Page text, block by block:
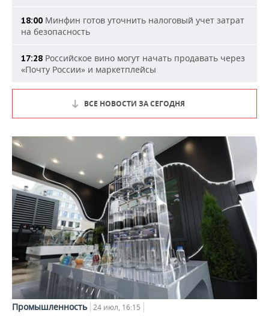
18:00 Минфин готов уточнить налоговый учет затрат
на безопасность
17:28 Российское вино могут начать продавать через
«Почту России» и маркетплейсы
ВСЕ НОВОСТИ ЗА СЕГОДНЯ
Промышленность 24 июл, 16:15